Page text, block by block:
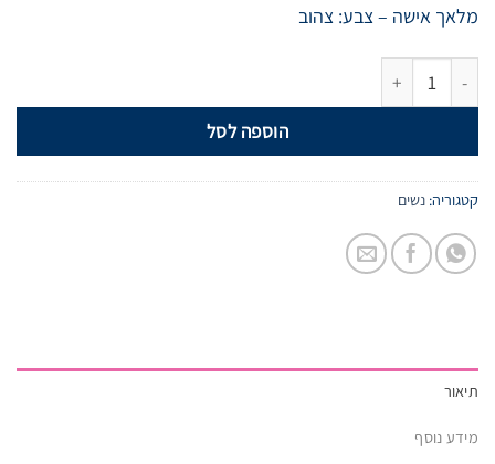
מלאך אישה – צבע: צהוב
הוספה לסל
קטגוריה: נשים
תיאור
מידע נוסף